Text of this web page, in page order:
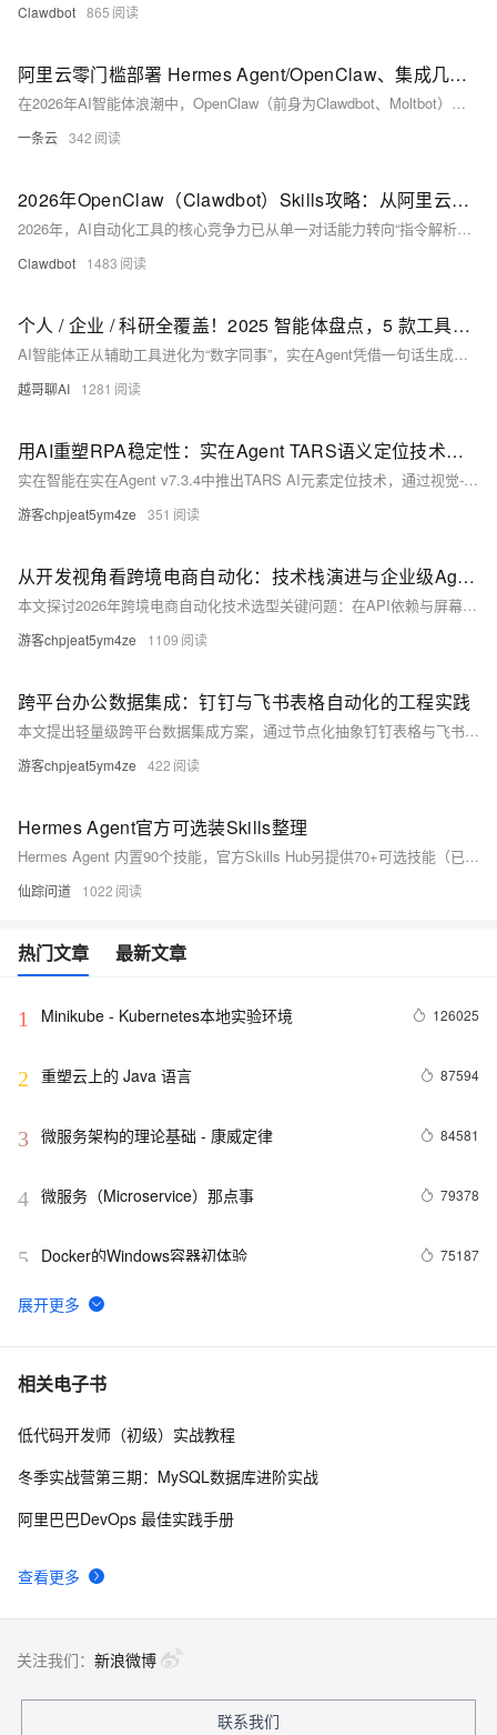
Clawdbot 865
阿里云零门槛部署 Hermes Agent/OpenClaw、集成几大神级 Skills 教程
在2026年AI智能体浪潮中，OpenClaw（前身为Clawdbot、Moltbot）凭借开源灵活的特性引爆全网——短短20多天，GitHub星标数从几百飙升至175K，远超同类项目数年积累。这款被网友戏称为“买Mac Mini只为给它安家”的AI工具，本质是一款跨平台个人AI助手，支持文件操作、命令执行、多工具协同等核心能力，而阿里云的一键部署方案更让其门槛骤降，无需复杂配置即可实现7×24小时稳定运行。
一条云 342
2026年OpenClaw（Clawdbot）Skills攻略：从阿里云部署到实战保姆级教程
2026年，AI自动化工具的核心竞争力已从单一对话能力转向“指令解析+具象化任务执行”的全链路闭环。OpenClaw（前身为Clawdbot、Moltbot）作为阿里云生态下的开源AI代理工具，凭借轻量化架构与强大的生态适配能力，成为个人与轻量团队搭建专属AI助手的首选；而Skills作为其功能扩展核心，就像为AI助手配备了“灵活双手”，通过模块化插件解锁网页自动化、文件处理、代码开发、数据统计等多样化能力，让OpenClaw突破纯语言交互的局限，真正实现“自然语言指令驱动的全场景自动化”。
Clawdbot 1483
个人 / 企业 / 科研全覆盖！2025 智能体盘点，5 款工具适配全职场需求
AI智能体正从辅助工具进化为“数字同事”，实在Agent凭借一句话生成流程、跨平台操作和高稳定性，成为企业降本增效的得力助手。本文盘点2025年5款实用智能体，助力职场人高效办公。
越哥聊AI 1281
用AI重塑RPA稳定性：实在Agent TARS语义定位技术拆解与落地实践
实在智能在实在Agent v7.3.4中推出TARS AI元素定位技术，通过视觉-语义联合建模，实现多模态编码、语义锚点生成与动态匹配优化，显著提升RPA在敏捷前端环境下的元素识别稳定性与自适应能力，配置即用，助力企业自动化迈向真正无人值守。（239字）
游客chpjeat5ym4ze 351
从开发视角看跨境电商自动化：技术栈演进与企业级Agent选型参考
本文探讨2026年跨境电商自动化技术选型关键问题：在API依赖与屏幕操作之间，如何抉择？对比传统ERP、开源自研与AI Agent三大路径，重点解析实在Agent、阿里Accio Work、悟空、遨虾等智能体架构与落地实践，提供可复用的决策框架。（239字）
游客chpjeat5ym4ze 1109
跨平台办公数据集成：钉钉与飞书表格自动化的工程实践
本文提出轻量级跨平台数据集成方案，通过节点化抽象钉钉表格与飞书多维表操作，借助流程编排引擎实现双向同步；支持定时/事件触发，覆盖财务汇总、周报生成等场景，并可在阿里云上集成RDS、FC、SLS等服务提升稳定性与可观测性。（239字）
游客chpjeat5ym4ze 422
Hermes Agent官方可选装Skills整理
Hermes Agent 内置90个技能，官方Skills Hub另提供70+可选技能（已剔除国内不可用项），覆盖AI代理、创意生成、DevOps、MLOps、健康、安全、研究等10余类场景，开箱即用，灵活扩展。
仙踪问道 1022
热门文章 最新文章
1 Minikube - Kubernetes本地实验环境 126025
2 重塑云上的 Java 语言 87594
3 微服务架构的理论基础 - 康威定律 84581
4 微服务（Microservice）那点事 79378
5 Docker的Windows容器初体验 75187
6 3分钟，了解阿里云热门开发者工具 Cloud Toolkit
7 Docker学习路线图 (持续更新中)
8 利用Zipkin对Spring Cloud应用进行服务追踪分析
CI
相关电子书
查看更多
低代码开发师（初级）实战教程
冬季实战营第三期：MySQL数据库进阶实战
阿里巴巴DevOps 最佳实践手册
关注我们： 新浪微博
联系我们